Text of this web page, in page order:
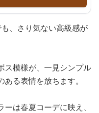
、さり気ない高級感が
ス模様が、一見シンプル
る表情を放ちます。
は春夏コーデに映え、